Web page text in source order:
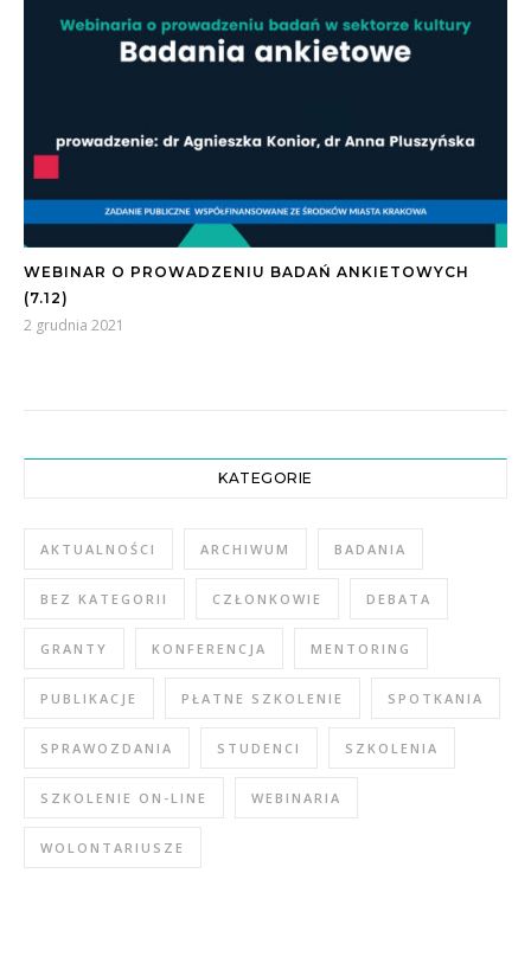
WEBINAR O PROWADZENIU BADAŃ ANKIETOWYCH
(7.12)
2 grudnia 2021
KATEGORIE
AKTUALNOŚCI ARCHIWUM BADANIA
BEZ KATEGORII CZŁONKOWIE DEBATA
GRANTY KONFERENCJA MENTORING
PUBLIKACJE PŁATNE SZKOLENIE SPOTKANIA
SPRAWOZDANIA STUDENCI SZKOLENIA
SZKOLENIE ON-LINE WEBINARIA
WOLONTARIUSZE